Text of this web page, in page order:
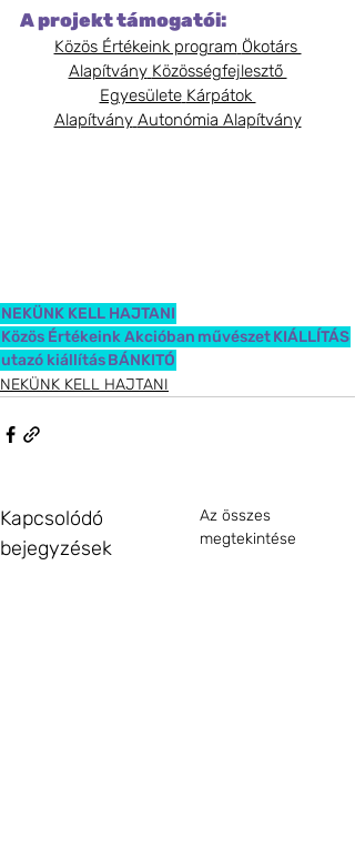
A projekt támogatói:
Közös Értékeink program Ökotárs
Alapítvány Közösségfejlesztő
Egyesülete Kárpátok
Alapítvány Autonómia Alapítvány
NEKÜNK KELL HAJTANI
Közös Értékeink Akcióban művészetKIÁLLÍTÁS
utazó kiállításBÁNKITÓ
NEKÜNK KELL HAJTANI
Kapcsolódó
bejegyzések
Az összes
megtekintése